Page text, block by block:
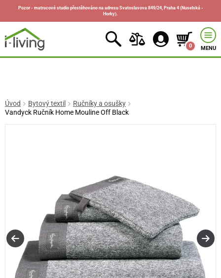
Pozor - matracové studio přestěhováno na adresu Svatoslavova 849/24, Praha 4 (Nuselská -
Horky).
0 MENU
Úvod Bytový textil
Ručníky a osušky
Vandyck Ručník Home Mouline Off Black